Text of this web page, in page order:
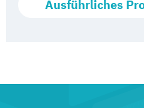
Ausführliches